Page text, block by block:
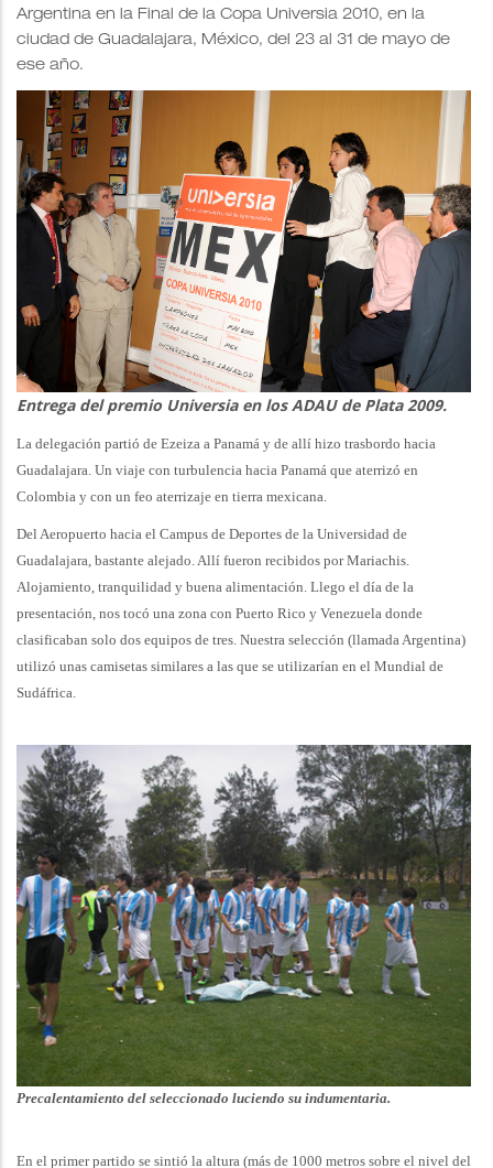
Argentina en la Final de la Copa Universia 2010, en la
ciudad de Guadalajara, México, del 23 al 31 de mayo de
ese año.
Entrega del premio Universia en los ADAU de Plata 2009.
La delegación partió de Ezeiza a Panamá y de allí hizo trasbordo hacia
Guadalajara. Un viaje con turbulencia hacia Panamá que aterrizó en
Colombia y con un feo aterrizaje en tierra mexicana.
Del Aeropuerto hacia el Campus de Deportes de la Universidad de
Guadalajara, bastante alejado. Allí fueron recibidos por Mariachis.
Alojamiento, tranquilidad y buena alimentación. Llego el día de la
presentación, nos tocó una zona con Puerto Rico y Venezuela donde
clasificaban solo dos equipos de tres. Nuestra selección (llamada Argentina)
utilizó unas camisetas similares a las que se utilizarían en el Mundial de
Sudáfrica.
Precalentamiento del seleccionado luciendo su indumentaria.
En el primer partido se sintió la altura (más de 1000 metros sobre el nivel del